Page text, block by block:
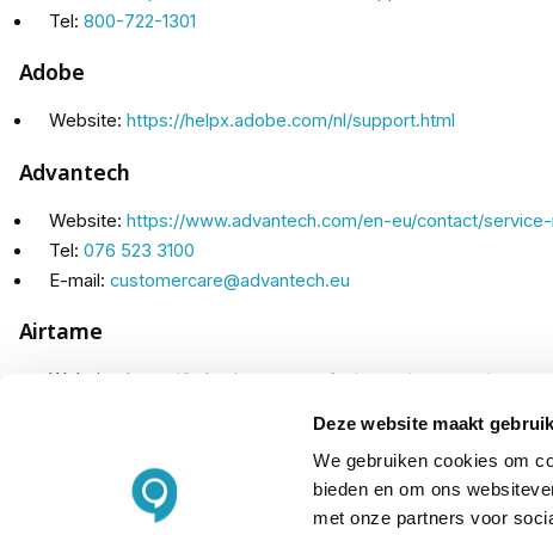
Deze website maakt
We gebruiken cookies om
bieden en om ons
met onze partners voor
Tel:800-722-1301
Adobe
Website:https://helpx.adobe.com/nl/support.html
Advantech
Website:https://www.advantech.com/en-eu/contact/
Tel:076 523 3100
E-mail:customercare@advantech.eu​
Airtame
Website:https://help.airtame.com/hc/en-us/requests/new
https://www.al-enterprise.com/en/support